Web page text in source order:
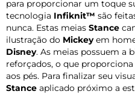
para proporcionar um toque
tecnologia Infiknit™ são
nunca. Estas meias Stance
ilustração do Mickeyem
Disney. As meias possuem a
reforçados, o que
aos pés. Para finalizar seu
Stance aplicado próximo a